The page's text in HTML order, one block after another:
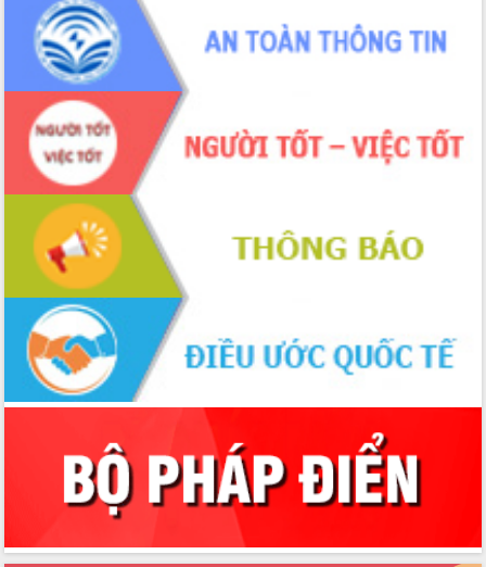
chuyển đổi số giai đoạn 2026 – 2030
với Tập đoàn Bưu chính Viễn thông
Việt Nam
Thứ trưởng Bộ Y tế làm việc với tỉnh
Đắk Lắk về phát triển nhân lực y tế
cho trạm y tế cấp xã
Du lịch Đắk Lắk nâng tầm trải nghiệm
du khách thông qua Hệ thống cơ sở dữ
liệu và Bản đồ số
Tập huấn ứng dụng trí tuệ nhân tạo (AI)
trong thương mại điện tử năm 2026
Đoàn đại biểu Quốc hội tỉnh Đắk Lắk
trao đổi thông tin trước Kỳ họp thứ
nhất, Quốc hội khóa XVI
Quyết liệt cải cách hành chính, khơi
thông nguồn lực phát triển
Nâng cao hiệu lực, hiệu quả HĐND
tỉnh thông qua hiện đại hóa hành chính
Xã Ea Phê gắn cải cách hành chính với
chuyển đổi số
Phó Chủ tịch Thường trực UBND tỉnh
Hồ Thị Nguyên Thảo làm việc tại Trung
tâm Phục vụ hành chính công xã Ea